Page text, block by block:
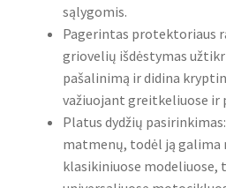
sąlygomis.
Pagerintas protektoriaus
griovelių išdėstymas
pašalinimą ir didina
važiuojant greitkeliuose ir
Platus dydžių
matmenų, todėl ją galima
klasikiniuose modeliuose,